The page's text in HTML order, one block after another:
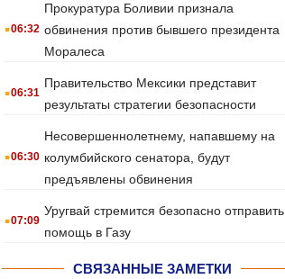
.06:32
Прокуратура Боливии признала
обвинения против бывшего президента
Моралеса
.06:31
Правительство Мексики представит
результаты стратегии безопасности
.06:30
Несовершеннолетнему, напавшему на
колумбийского сенатора, будут
предъявлены обвинения
.07:09
Уругвай стремится безопасно отправить
помощь в Газу
СВЯЗАННЫЕ ЗАМЕТКИ